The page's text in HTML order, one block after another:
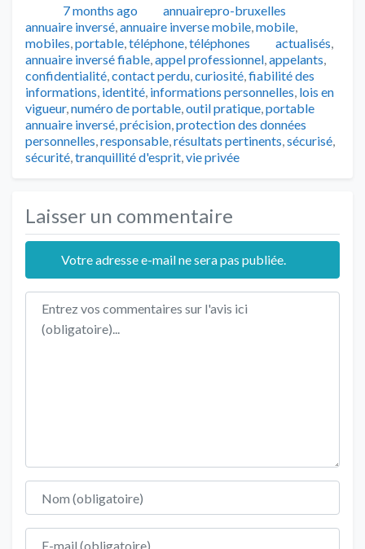
Publié7 months ago Auteur
annuairepro-bruxelles
annuaire inversé,annuaire inverse mobile,mobile,
mobiles,portable,téléphone,téléphones Tags
actualisés,
annuaire inversé fiable,appel professionnel,appelants,
confidentialité,contact perdu,curiosité,fiabilité des
informations, identité, informations personnelles, lois en
vigueur,numéro de portable,outil pratique,portable
annuaire inversé,précision,protection des données
personnelles,responsable,résultats pertinents,sécurisé,
sécurité,tranquillité d'esprit,vie privée
Laisser un commentaire
Votre adresse e-mail ne sera pas publiée.
Texte de l'avis
Nom
E-mail